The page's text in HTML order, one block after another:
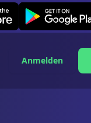
Leexi on Android
Anmelden